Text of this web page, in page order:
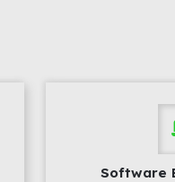
Software